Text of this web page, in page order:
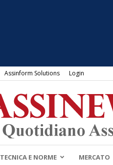
Assinform Solutions Login
TECNICA E NORME MERCATO